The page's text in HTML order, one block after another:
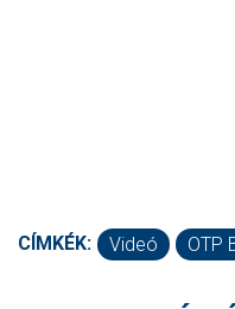
CÍMKÉK: Videó OTP